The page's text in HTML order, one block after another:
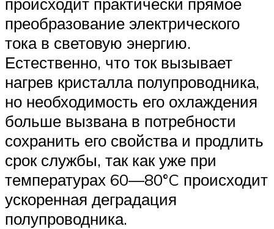
преобразование электрического
тока в световую энергию.
Естественно, что ток вызывает
нагрев кристалла полупроводника,
но необходимость его охлаждения
больше вызвана в потребности
сохранить его свойства и продлить
срок службы, так как уже при
температурах 60—80°C происходит
ускоренная деградация
полупроводника.